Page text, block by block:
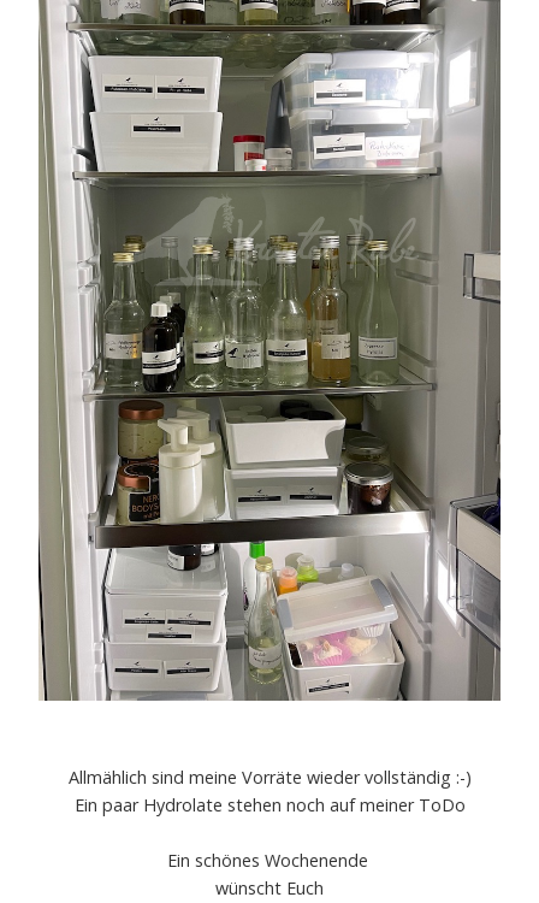
Allmählich sind meine Vorräte wieder vollständig :-)
Ein paar Hydrolate stehen noch auf meiner ToDo
Ein schönes Wochenende
wünscht Euch